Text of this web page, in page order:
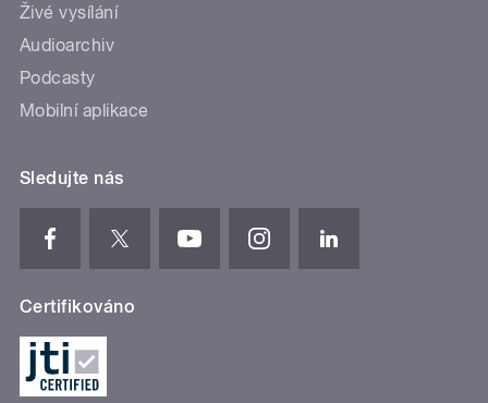
Živé vysílání
Audioarchiv
Podcasty
Mobilní aplikace
Sledujte nás
Certifikováno